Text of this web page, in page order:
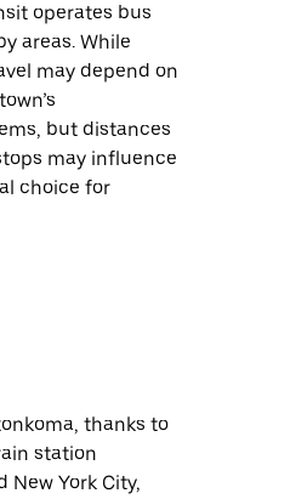
operates bus
areas. While
may depend on
but distances
may influence
choice for
thanks to
station
York City,